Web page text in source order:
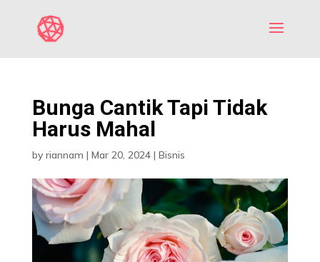
Bunga Cantik Tapi Tidak
Harus Mahal
by riannam | Mar 20, 2024| Bisnis